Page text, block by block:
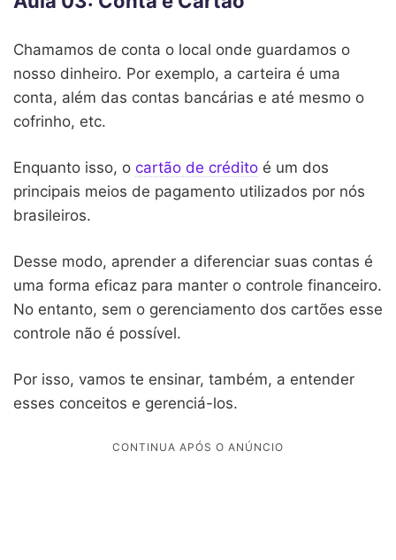
Chamamos de conta o local onde guardamos o
nosso dinheiro. Por exemplo, a carteira é uma
conta, além das contas bancárias e até mesmo o
cofrinho, etc.
Enquanto isso, o cartão de crédito é um dos
principais meios de pagamento utilizados por nós
brasileiros.
Desse modo, aprender a diferenciar suas contas é
uma forma eficaz para manter o controle financeiro.
No entanto, sem o gerenciamento dos cartões esse
controle não é possível.
Por isso, vamos te ensinar, também, a entender
esses conceitos e gerenciá-los.